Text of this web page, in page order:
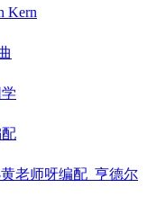
Kern
老师呀编配_亨德尔